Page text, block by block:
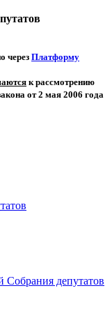
через Платформу
к рассмотрению
от 2 мая 2006 года
Собрания депутатов